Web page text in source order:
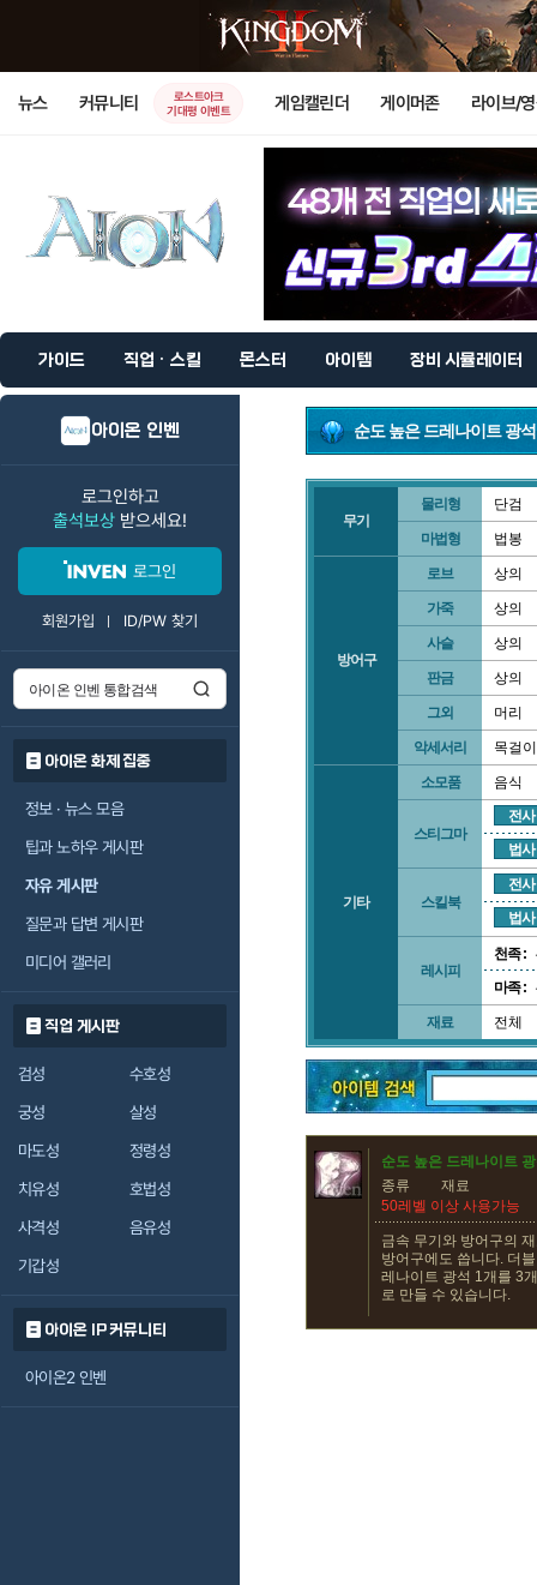
뉴스 커뮤니티
로스트아크
기대평 이벤트
게임캘린더 게이머존 라이브/
가이드 직업 · 스킬 몬스터 아이템 장비 시뮬레이터
아이온 인벤
로그인하고
출석보상 받으세요!
로그인
회원가입 ID/PW 찾기
아이온 화제 집중
정보 · 뉴스 모음
팁과 노하우 게시판
자유 게시판
질문과 답변 게시판
미디어 갤러리
직업 게시판
검성
수호성
궁성
살성
마도성
정령성
치유성
호법성
사격성
음유성
기갑성
아이온 IP 커뮤니티
아이온2 인벤
순도 높은 드레나이트 광석
무기
물리형 단검
마법형 법봉
방어구
로브 상의
가죽 상의
사슬 상의
판금 상의
그외 머리
악세서리 목걸이
기타
소모품 음식
스티그마
전사
법사
스킬북
전사
법사
레시피
천족 :
마족 :
재료 전체
순도 높은 드레나이트
종류
재료
50레벨 이상 사용가능
금속 무기와 방어구의
방어구에도 씁니다. 더
레나이트 광석 1개를 3
로 만들 수 있습니다.